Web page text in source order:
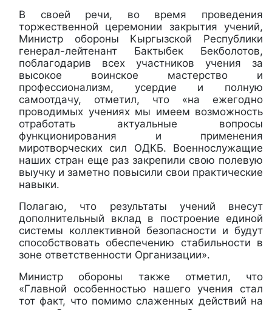
В своей речи, во время проведения
торжественной церемонии закрытия учений,
Министр обороны Кыргызской Республики
генерал-лейтенант Бактыбек Бекболотов,
поблагодарив всех участников учения за
высокое воинское мастерство и
профессионализм, усердие и полную
самоотдачу, отметил, что «на ежегодно
проводимых учениях мы имеем возможность
отработать актуальные вопросы
функционирования и применения
миротворческих сил ОДКБ. Военнослужащие
наших стран еще раз закрепили свою полевую
выучку и заметно повысили свои практические
навыки.
Полагаю, что результаты учений внесут
дополнительный вклад в построение единой
системы коллективной безопасности и будут
способствовать обеспечению стабильности в
зоне ответственности Организации».
Министр обороны также отметил, что
«Главной особенностью нашего учения стал
тот факт, что помимо слаженных действий на